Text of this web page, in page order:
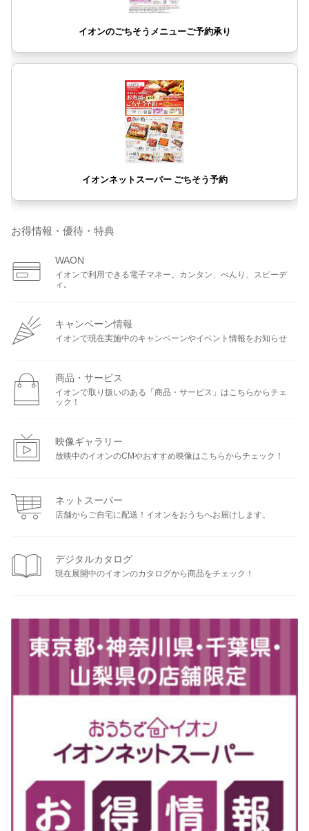
お得情報・優待・特典
WAON
イオンで利用できる電子マネー。カンタン、べんり、スピーデ
ィ。
キャンペーン情報
イオンで現在実施中のキャンペーンやイベント情報をお知らせ
商品・サービス
イオンで取り扱いのある「商品・サービス」はこちらからチェ
ック！
映像ギャラリー
放映中のイオンのCMやおすすめ映像はこちらからチェック！
ネットスーパー
店舗からご自宅に配送！イオンをおうちへお届けします。
デジタルカタログ
現在展開中のイオンのカタログから商品をチェック！